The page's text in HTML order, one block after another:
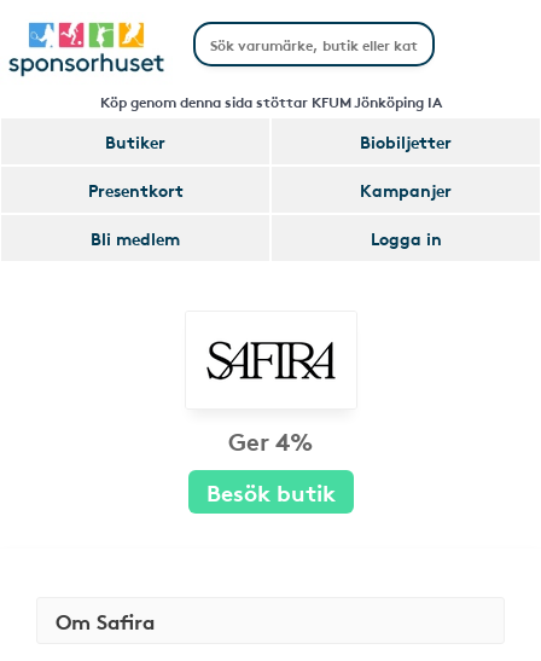
Köp genom denna sida stöttar KFUM Jönköping IA
Butiker
Biobiljetter
Presentkort
Kampanjer
Bli medlem
Logga in
Ger 4%
Besök butik
Om Safira